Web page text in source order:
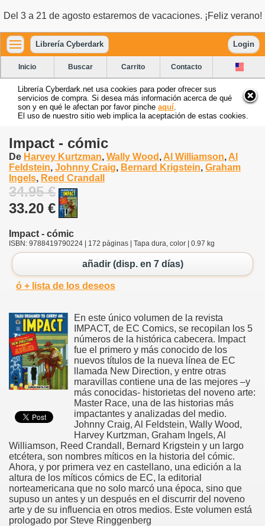
Del 3 a 21 de agosto estaremos de vacaciones. ¡Feliz verano!
Librería Cyberdark Login
Inicio Buscar Carrito Contacto
Librería Cyberdark.net usa cookies para poder ofrecer sus
servicios de compra. Si desea más información acerca de qué
son y en qué le afectan por favor pinche aquí
El uso de nuestro sitio web implica la aceptación de estas cookies.
Impact - cómic
De Harvey Kurtzman, Wally Wood , Al Williamson, Al
Feldstein, Johnny Craig, Bernard Krigstein, Graham
Ingels, Reed Crandall
34.95 €
33.20 €
Impact - cómic
ISBN: 9788419790224 | 172 páginas | Tapa dura, color | 0.97 kg
añadir (disp. en 7 días)
ó + lista de los deseos
En este único volumen de la revista
IMPACT, de EC Comics, se recopilan los 5
números de la histórica cabecera. Impact
fue el primero y más conocido de los
nuevos títulos de la nueva línea de EC
llamada New Direction, y entre otras
maravillas contiene una de las mejores –y
más conocidas- historietas del noveno arte:
Master Race, una de las historias más
impactantes y analizadas del medio.
Johnny Craig, Al Feldstein, Wally Wood,
Harvey Kurtzman, Graham Ingels, Al
Williamson, Reed Crandall, Bernard Krigstein y un largo
etcétera, son nombres míticos en la historia del cómic.
Ahora, y por primera vez en castellano, una edición a la
altura de los míticos cómics de EC, la editorial
norteamericana que no solo marcó una época, sino que
supuso un antes y un después en el discurrir del noveno
arte y de su influencia en otros medios. Este volumen está
prologado por Steve Ringgenberg